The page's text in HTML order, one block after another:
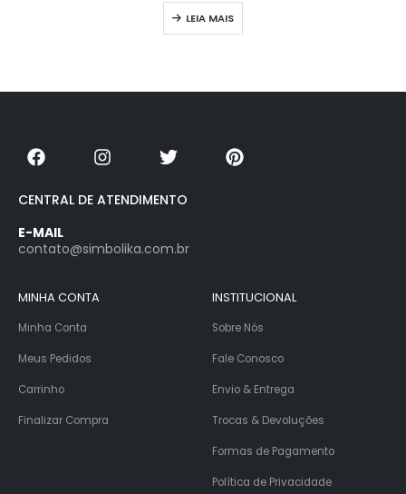
LEIA MAIS
CENTRAL DE ATENDIMENTO
E-MAIL
contato@simbolika.com.br
MINHA CONTA
Minha Conta
Meus Pedidos
Carrinho
Finalizar Compra
INSTITUCIONAL
Sobre Nós
Fale Conosco
Envio & Entrega
Trocas & Devoluções
Formas de Pagamento
Política de Privacidade